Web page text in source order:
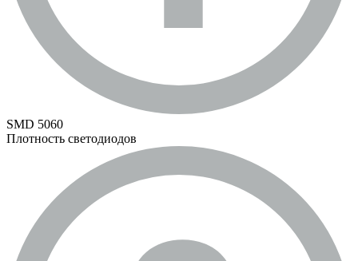
SMD 5060
Плотность светодиодов